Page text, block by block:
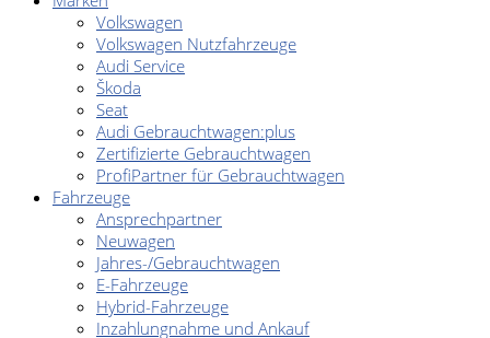
Volkswagen
Volkswagen Nutzfahrzeuge
Audi Service
Škoda
Seat
Audi Gebrauchtwagen:plus
Zertifizierte Gebrauchtwagen
ProfiPartner für Gebrauchtwagen
Fahrzeuge
Ansprechpartner
Neuwagen
Jahres-/Gebrauchtwagen
E-Fahrzeuge
Hybrid-Fahrzeuge
Inzahlungnahme und Ankauf